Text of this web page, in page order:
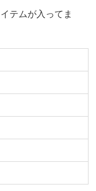
テムが入ってま